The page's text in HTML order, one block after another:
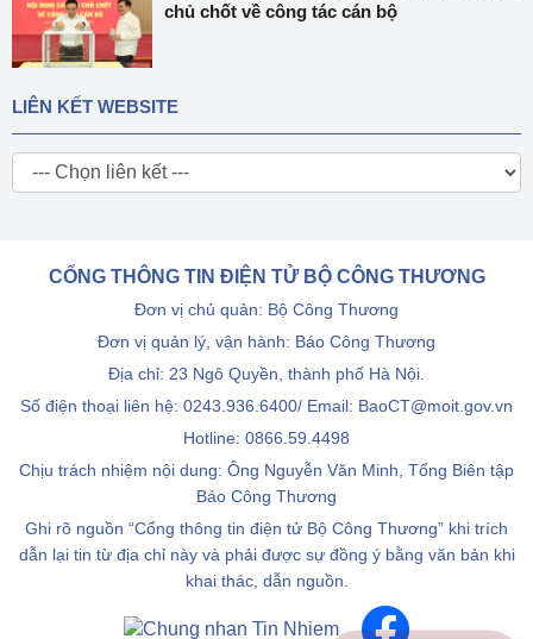
chủ chốt về công tác cán bộ
LIÊN KẾT WEBSITE
CỔNG THÔNG TIN ĐIỆN TỬ BỘ CÔNG THƯƠNG
Đơn vị chủ quản: Bộ Công Thương
Đơn vị quản lý, vận hành: Báo Công Thương
Địa chỉ: 23 Ngô Quyền, thành phố Hà Nội.
Số điện thoại liên hệ: 0243.936.6400/ Email: BaoCT@moit.gov.vn
Hotline: 0866.59.4498
Chịu trách nhiệm nội dung: Ông Nguyễn Văn Minh, Tổng Biên tập
Báo Công Thương
Ghi rõ nguồn “Cổng thông tin điện tử Bộ Công Thương” khi trích
dẫn lại tin từ địa chỉ này và phải được sự đồng ý bằng văn bản khi
khai thác, dẫn nguồn.